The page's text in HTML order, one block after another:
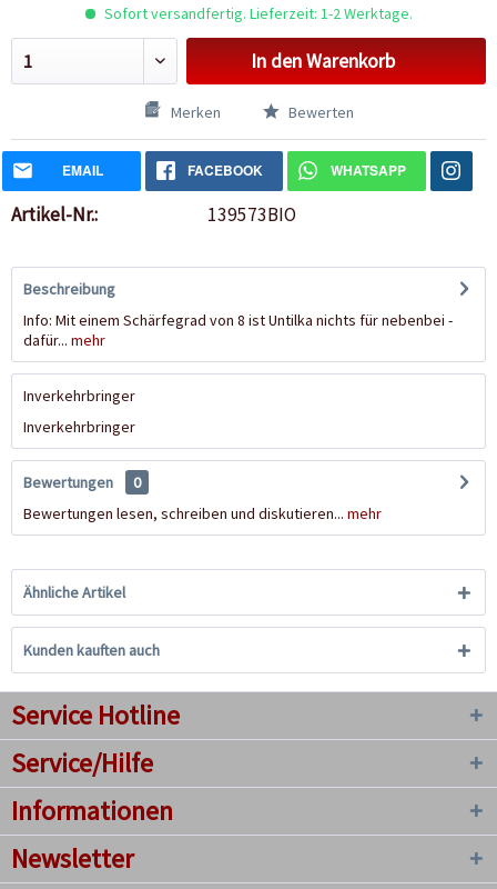
Sofort versandfertig. Lieferzeit: 1-2 Werktage.
In denWarenkorb
Merken Bewerten
EMAIL FACEBOOK WHATSAPP
Artikel-Nr.: 139573BIO
Beschreibung
Info: Mit einem Schärfegrad von 8 ist Untilka nichts für nebenbei -
dafür... mehr
Inverkehrbringer
Inverkehrbringer
Bewertungen
0
Bewertungen lesen, schreiben und diskutieren... mehr
Ähnliche Artikel
Kunden kauften auch
Service Hotline
Service/Hilfe
Informationen
Newsletter